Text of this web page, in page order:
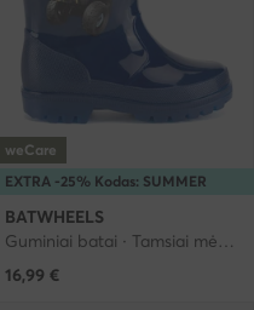
EXTRA -25% Kodas: SUMMER
weCare
BATWHEELS
Guminiai batai · Tamsiai mėlyna
16,99 €